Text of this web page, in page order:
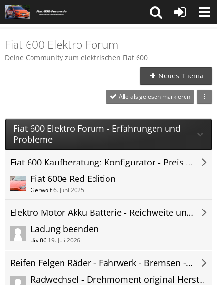
Fiat 600 Elektro Forum
Deine Community zum elektrischen Fiat 600
Neues Thema
Alle als gelesen markieren
Fiat 600 Elektro Forum - Erfahrungen und
Probleme
Fiat 600 Kaufberatung: Konfigurator - Preis - Lieferzeit - 600e Elektro Forum
Fiat 600e Red Edition
Gerwolf6. Juni 2025
Elektro Motor Akku Batterie - Reichweite und Verbrauch - 600e Elektro Forum
Ladung beenden
dixi86 19. Juli 2026
Reifen Felgen Räder - Fahrwerk - Bremsen - 600e Elektro Forum
Radwechsel - Drehmoment original Herstellerfelgen - Fiat 600 Elektro